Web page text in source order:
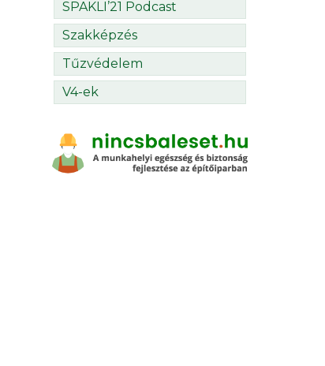
SPAKLI’21 Podcast
Szakképzés
Tűzvédelem
V4-ek